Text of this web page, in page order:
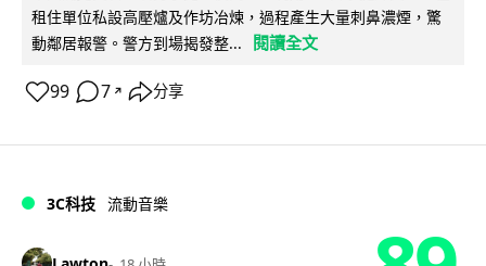
租住單位私設高壓爐及作坊冶煉，過程產生大量刺鼻濃煙，驚
動鄰居報警。警方到場揭發整...
閱讀全文
99 7 ↗ 分享
3C科技 流動音樂